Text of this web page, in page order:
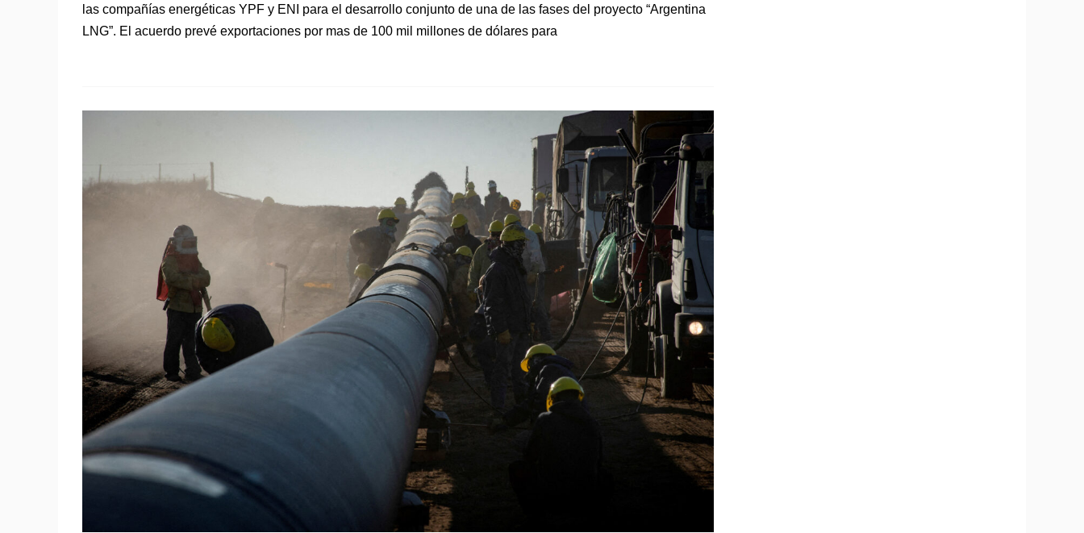
las compañías energéticas YPF y ENI para el desarrollo conjunto de una de las fases del proyecto “Argentina
LNG”. El acuerdo prevé exportaciones por mas de 100 mil millones de dólares para